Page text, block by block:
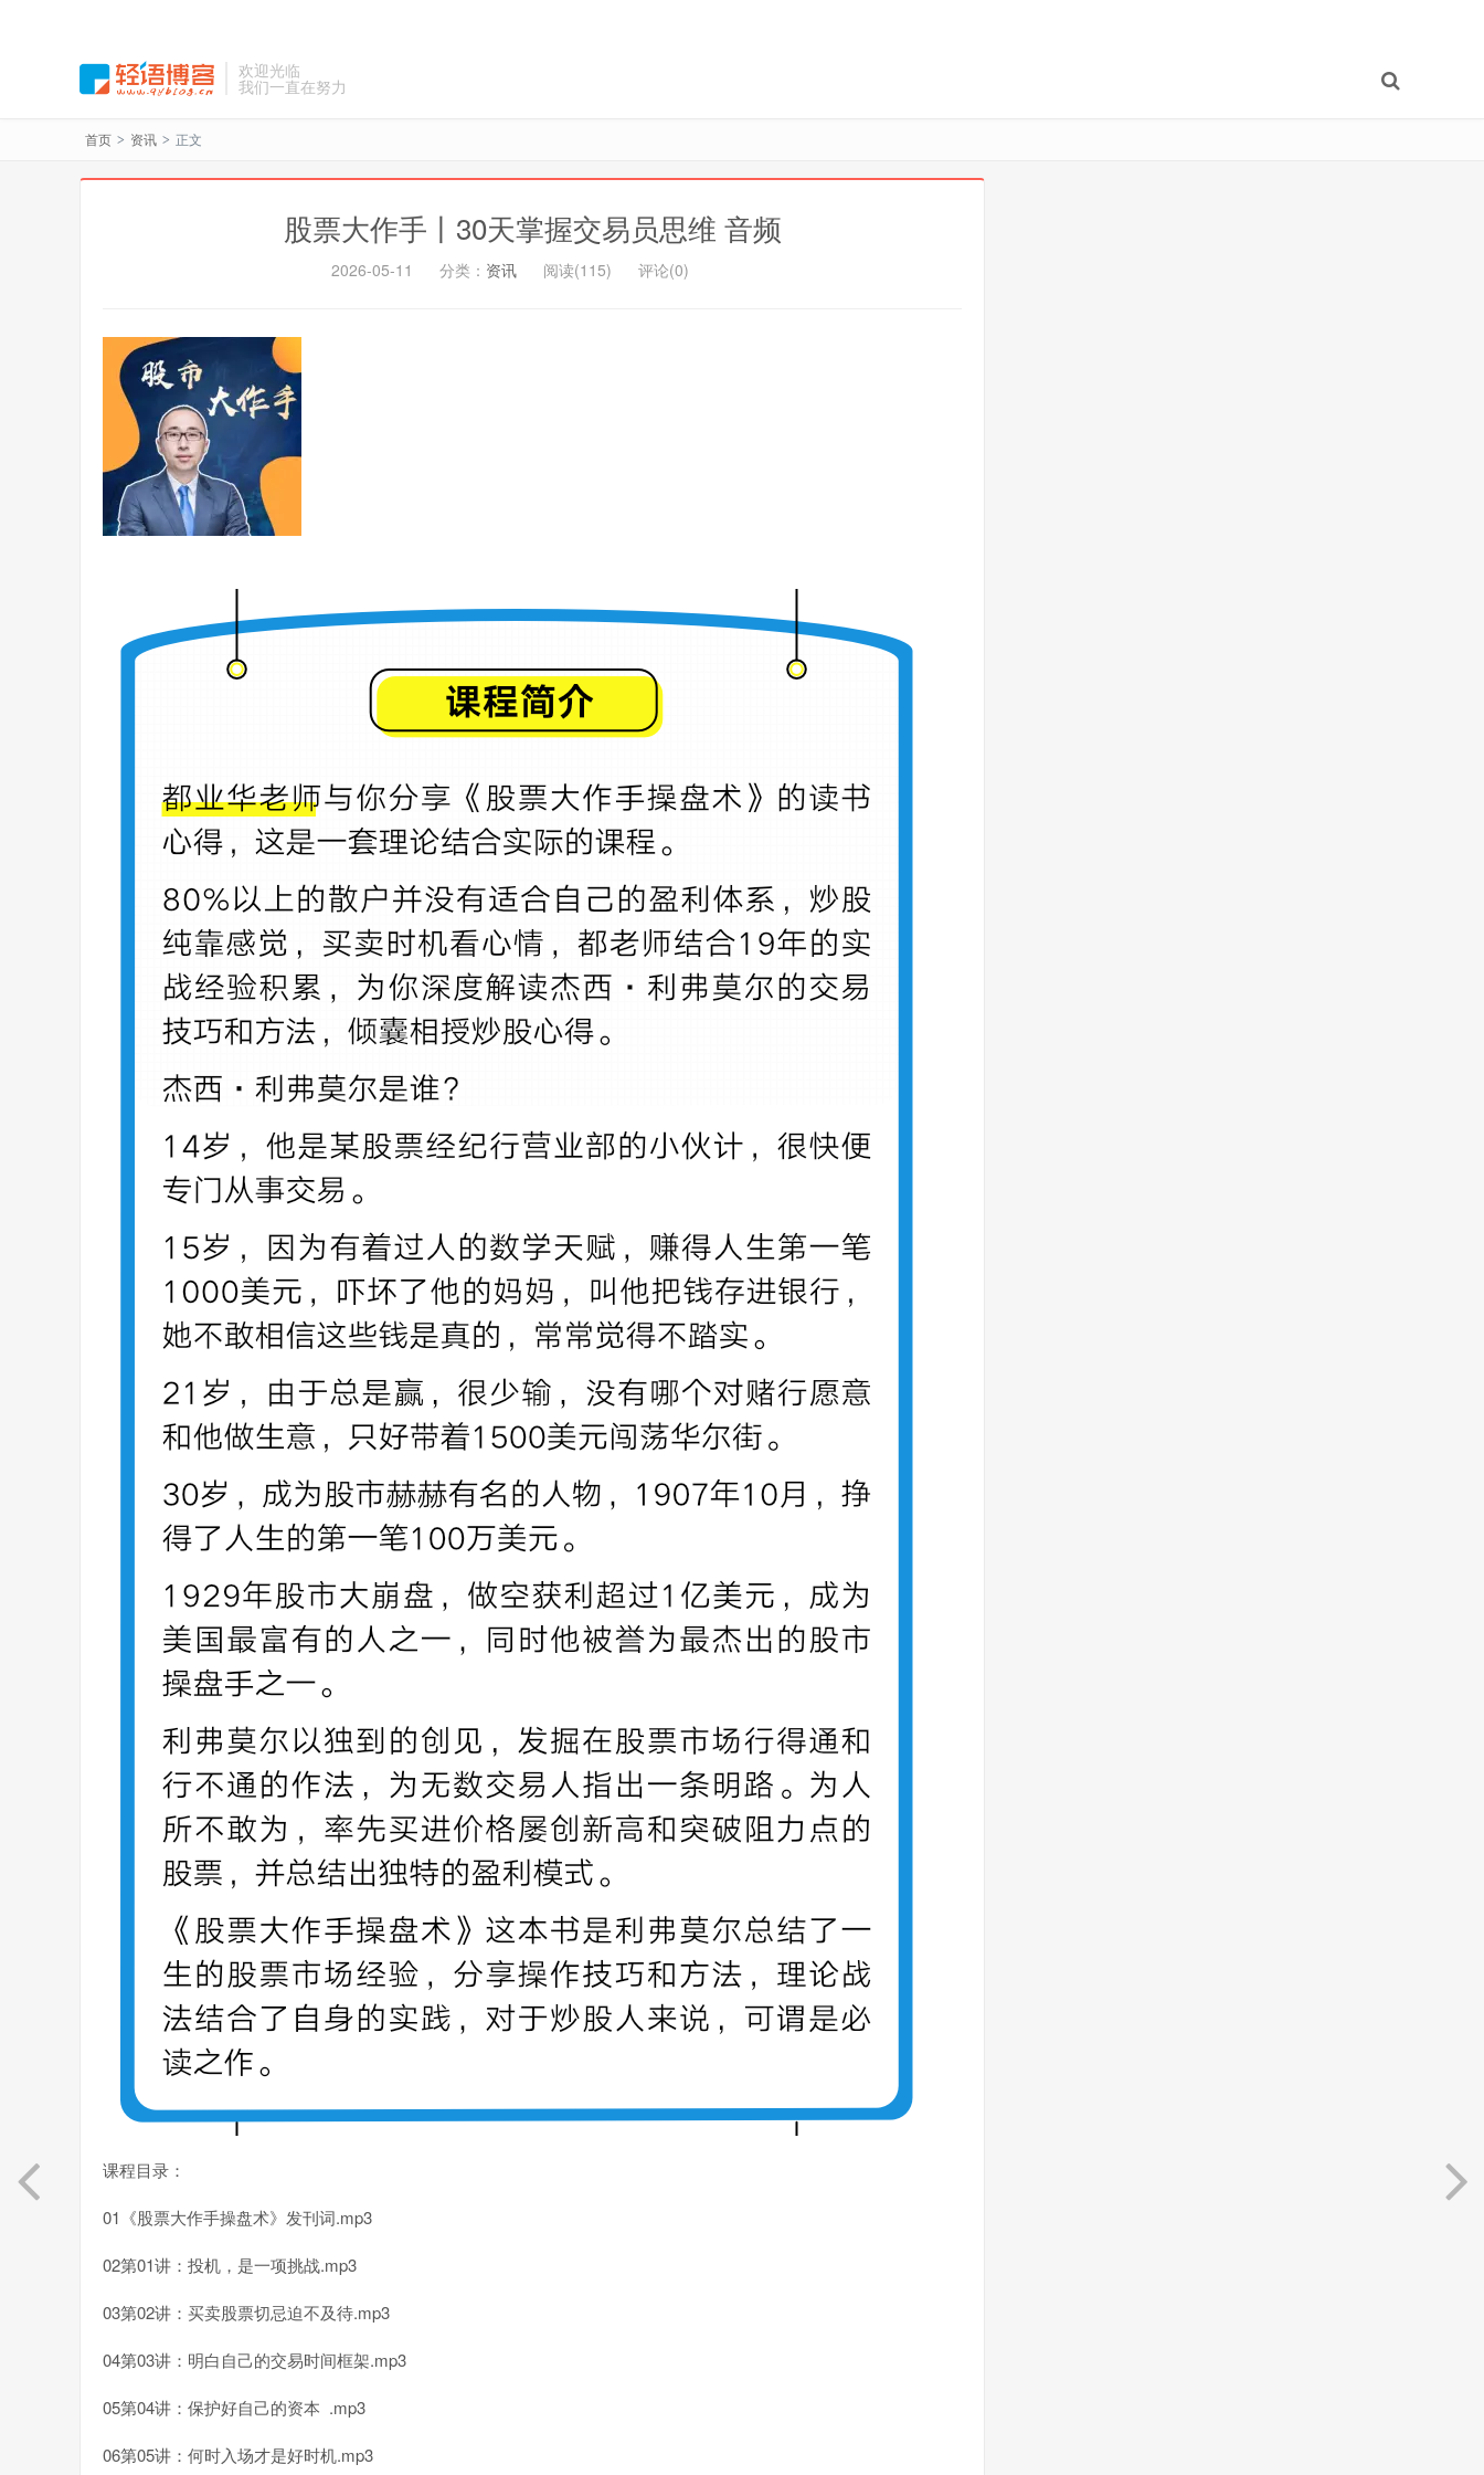
欢迎光临
我们一直在努力
首页 > 资讯 > 正文
股票大作手丨30天掌握交易员思维 音频
2026-05-11 分类： 资讯 阅读(115) 评论(0)
课程目录：
01《股票大作手操盘术》发刊词.mp3
02第01讲：投机，是一项挑战.mp3
03第02讲：买卖股票切忌迫不及待.mp3
04第03讲：明白自己的交易时间框架.mp3
05第04讲：保护好自己的资本 .mp3
06第05讲：何时入场才是好时机.mp3